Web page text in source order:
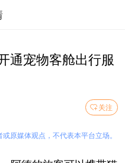
通宠物客舱出行服
关注
原媒体观点，不代表本平台立场。